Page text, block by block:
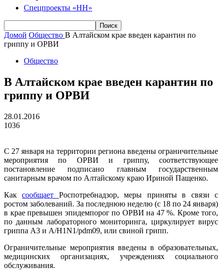
Спецпроекты «НН»
Домой Общество В Алтайском крае введен карантин по
гриппу и ОРВИ
Общество
В Алтайском крае введен карантин по
гриппу и ОРВИ
28.01.2016
1036
С 27 января на территории региона введены ограничительные
мероприятия по ОРВИ и гриппу, соответствующее
постановление подписано главным государственным
санитарным врачом по Алтайскому краю Ириной Пащенко.
Каксообщает Роспотребнадзор, меры приняты в связи с
ростом заболеваний. За последнюю неделю (с 18 по 24 января)
в крае превышен эпидемпорог по ОРВИ на 47 %. Кроме того,
по данным лабораторного мониторинга, циркулирует вирус
гриппа А3 и А/H1N1/pdm09, или свиной грипп.
Ограничительные мероприятия введены в образовательных,
медицинских организациях, учреждениях социального
обслуживания.